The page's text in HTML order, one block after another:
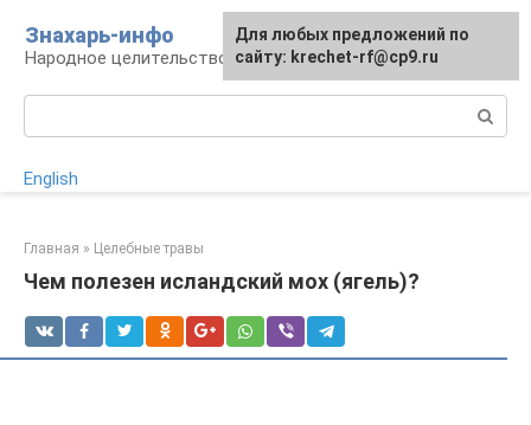
контенту
Знахарь-инфо
Народное целительство: рецепты и методы
English
Главная » Целебные травы
Чем полезен исландский мох (ягель)?
Для любых предложений по
сайту: krechet-rf@cp9.ru